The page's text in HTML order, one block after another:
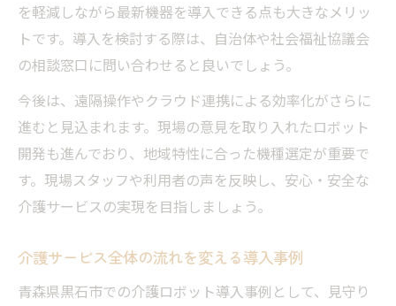
を軽減しながら最新機器を導入できる点も大きなメリッ
トです。導入を検討する際は、自治体や社会福祉協議会
の相談窓口に問い合わせると良いでしょう。
今後は、遠隔操作やクラウド連携による効率化がさらに
進むと見込まれます。現場の意見を取り入れたロボット
開発も進んでおり、地域特性に合った機種選定が重要で
す。現場スタッフや利用者の声を反映し、安心・安全な
介護サービスの実現を目指しましょう。
介護サービス全体の流れを変える導入事例
青森県黒石市での介護ロボット導入事例として、見守り